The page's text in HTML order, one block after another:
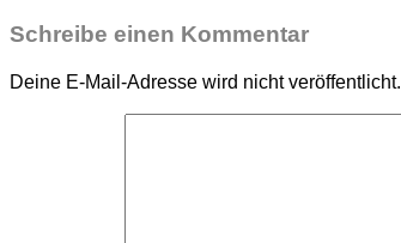
Schreibe einen Kommentar
Deine E-Mail-Adresse wird nicht veröffentlicht.